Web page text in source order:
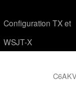
Configuration TX et
WSJT-X